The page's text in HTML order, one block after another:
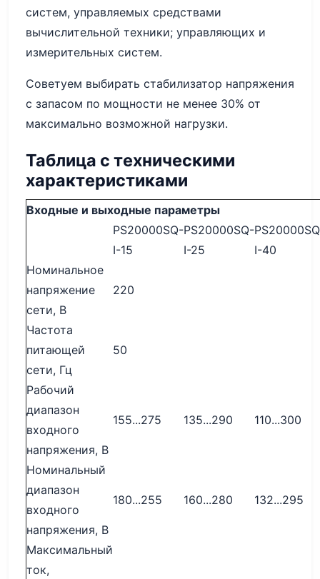
систем, управляемых средствами
вычислительной техники; управляющих и
измерительных систем.
Советуем выбирать стабилизатор напряжения
с запасом по мощности не менее 30% от
максимально возможной нагрузки.
Таблица с техническими
характеристиками
Входные и выходные параметры
PS20000SQ-
I-15
PS20000SQ-
I-25
I-40
Номинальное
напряжение
сети, В
220
Частота
питающей
сети, Гц
50
Рабочий
диапазон
входного
напряжения, В
155...275 135...290 110...300
Номинальный
диапазон
входного
напряжения, В
180...255 160...280 132...295
Максимальный
ток,